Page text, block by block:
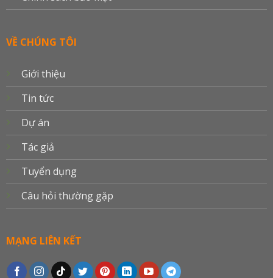
VỀ CHÚNG TÔI
Giới thiệu
Tin tức
Dự án
Tác giả
Tuyển dụng
Câu hỏi thường gặp
MẠNG LIÊN KẾT